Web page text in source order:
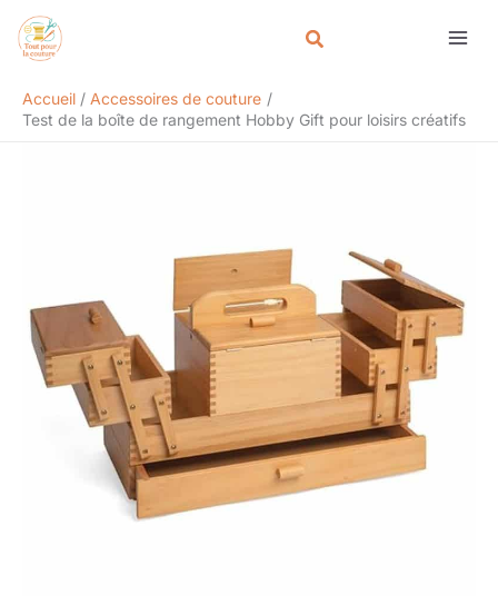
Accueil
Accessoires de couture
Test de la boîte de rangement Hobby Gift pour loisirs créatifs
Rechercher